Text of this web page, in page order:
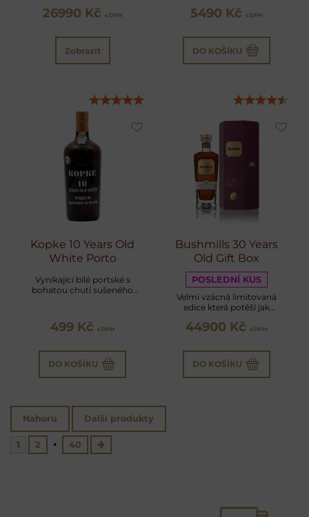
26990 Kč s DPH
Zobrazit
5490 Kč s DPH
DO KOŠÍKU
Kopke 10 Years Old
White Porto
Vynikající bílé portské s
bohatou chutí sušeného
499 Kč s DPH
DO KOŠÍKU
Bushmills 30 Years
Old Gift Box
POSLEDNÍ KUS
Velmi vzácná limitovaná
edice která potěší jak
tak i sběratele
44900 Kč s DPH
DO KOŠÍKU
Nahoru Další produkty
1 2 40